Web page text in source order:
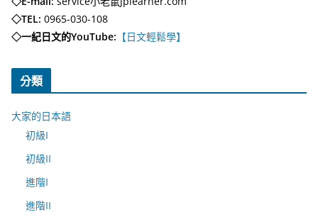
◇TEL: 0965-030-108
◇一紀日文的YouTube: 【日文輕鬆學】
分類
大家的日本語
初級I
初級II
進階I
進階II